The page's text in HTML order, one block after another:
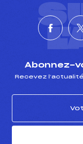
Abonnez-
Recevez